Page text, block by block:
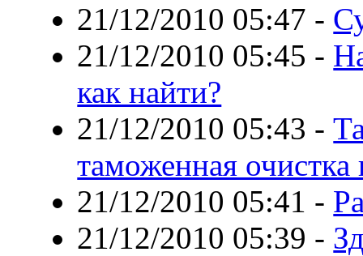
21/12/2010 05:47 -
21/12/2010 05:45 -
как найти?
21/12/2010 05:43 -
таможенная очистка
21/12/2010 05:41 -
21/12/2010 05:39 -